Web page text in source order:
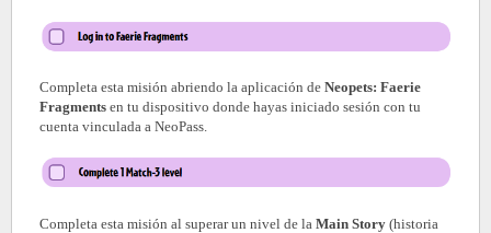
Completa esta misión abriendo la aplicación de Neopets: Faerie
Fragments en tu dispositivo donde hayas iniciado sesión con tu
cuenta vinculada a NeoPass.
Completa esta misión al superar un nivel de la Main Story (historia